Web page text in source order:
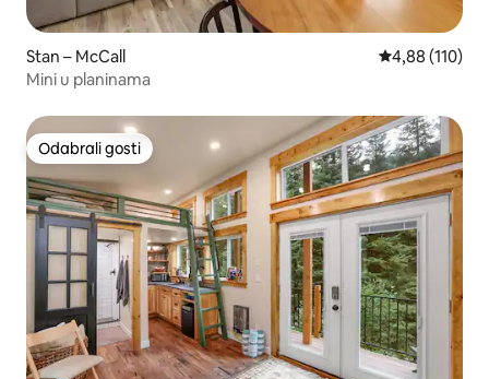
Stan – McCall Prosječna
4,88 (110)
Mini u planinama
Odabrali gosti
Odabrali gosti